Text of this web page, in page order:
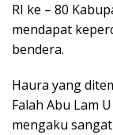
RI ke – 80
mendapat
bendera.
Haura yang
Falah Abu Lam
mengaku